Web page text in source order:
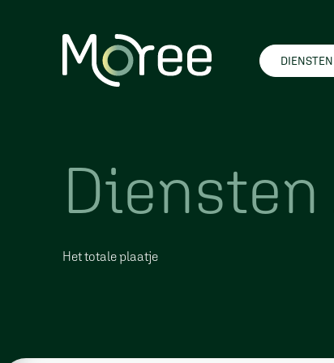
DIENSTEN
Diensten
Het totale plaatje